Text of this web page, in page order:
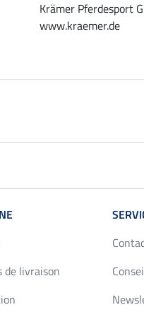
Krämer Pferdesport
www.kraemer.de
de livraison